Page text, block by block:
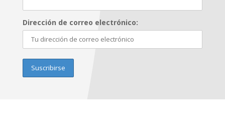
Dirección de correo electrónico: